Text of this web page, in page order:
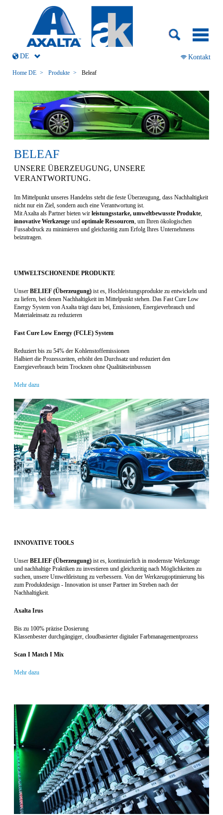
Navigation
überspringen
Navigation
Kontakt
DE
Home DE Produkte Beleaf
BELEAF
UNSERE ÜBERZEUGUNG, UNSERE
VERANTWORTUNG.
Im Mittelpunkt unseres Handelns steht die feste Überzeugung, dass Nachhaltigkeit
nicht nur ein Ziel, sondern auch eine Verantwortung ist.
Mit Axalta als Partner bieten wir leistungsstarke, umweltbewusste Produkte,
innovative Werkzeuge und optimale Ressourcen, um Ihren ökologischen
Fussabdruck zu minimieren und gleichzeitig zum Erfolg Ihres Unternehmens
beizutragen.
UMWELTSCHONENDE PRODUKTE
Unser BELIEF (Überzeugung) ist es, Hochleistungsprodukte zu entwickeln und
zu liefern, bei denen Nachhaltigkeit im Mittelpunkt stehen. Das Fast Cure Low
Energy System von Axalta trägt dazu bei, Emissionen, Energieverbrauch und
Materialeinsatz zu reduzieren
Fast Cure Low Energy (FCLE) System
Reduziert bis zu 54% der Kohlenstoffemissionen
Halbiert die Prozesszeiten, erhöht den Durchsatz und reduziert den
Energieverbrauch beim Trocknen ohne Qualitätseinbussen
Mehr dazu
INNOVATIVE TOOLS
Unser BELIEF (Überzeugung) ist es, kontinuierlich in modernste Werkzeuge
und nachhaltige Praktiken zu investieren und gleichzeitig nach Möglichkeiten zu
suchen, unsere Umweltleistung zu verbessern. Von der Werkzeugoptimierung bis
zum Produktdesign - Innovation ist unser Partner im Streben nach der
Nachhaltigkeit.
Axalta Irus
Bis zu 100% präzise Dosierung
Klassenbester durchgängiger, cloudbasierter digitaler Farbmanagementprozess ​
Scan I Match I Mix
Mehr dazu